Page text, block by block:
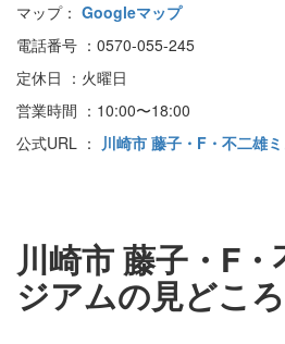
マップ： Googleマップ
電話番号 ：0570-055-245
定休日 ：火曜日
営業時間 ：10:00〜18:00
公式URL ： 川崎市 藤子・F・不二雄
川崎市 藤子・F
ジアムの見どこ